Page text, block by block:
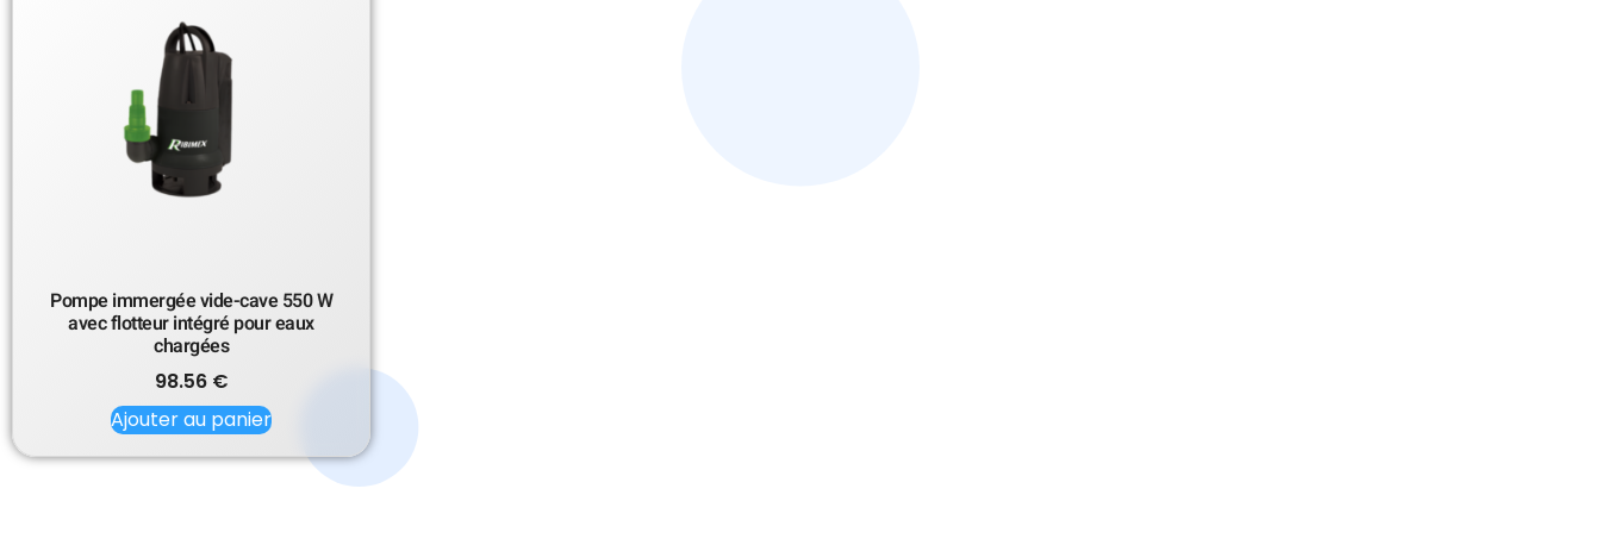
Pompe immergée vide-cave 550 W
avec flotteur intégré pour eaux
chargées
98.56 €
Ajouter au panier